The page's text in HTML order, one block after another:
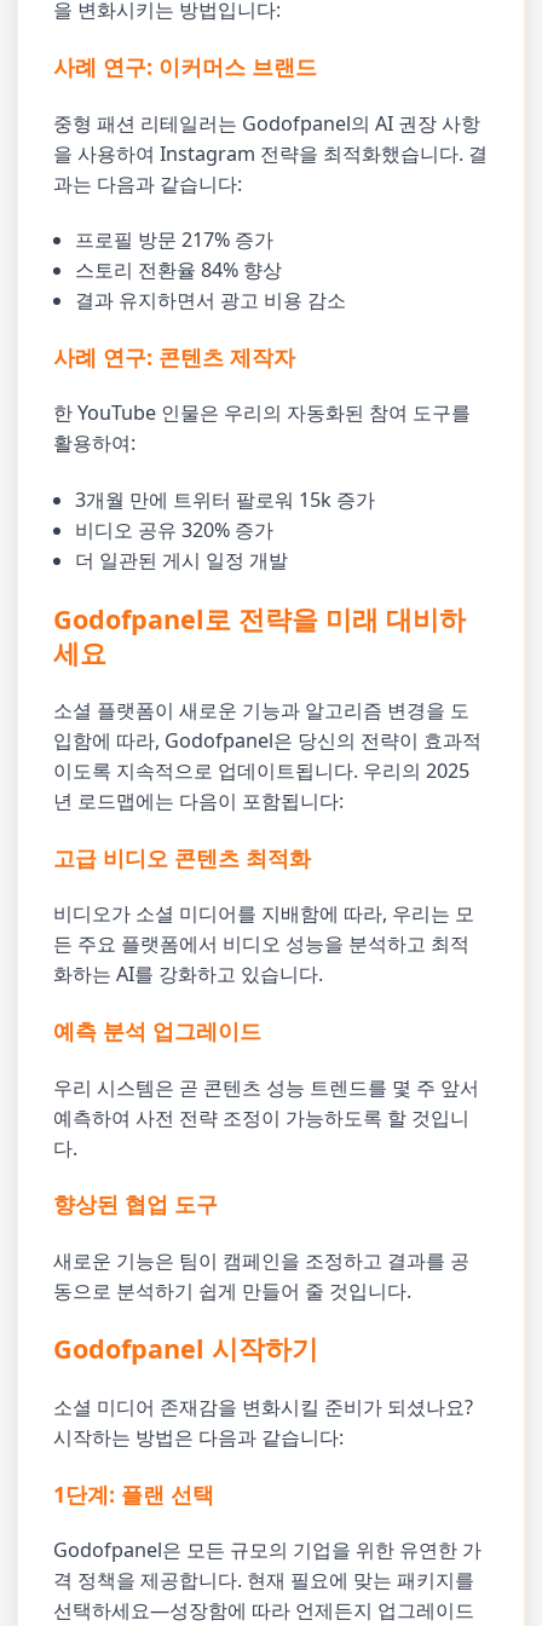
을 변화시키는 방법입니다:
사례 연구: 이커머스 브랜드
중형 패션 리테일러는 Godofpanel의 AI 권장 사항
을 사용하여 Instagram 전략을 최적화했습니다. 결
과는 다음과 같습니다:
프로필 방문 217% 증가
스토리 전환율 84% 향상
결과 유지하면서 광고 비용 감소
사례 연구: 콘텐츠 제작자
한 YouTube 인물은 우리의 자동화된 참여 도구를
활용하여:
3개월 만에 트위터 팔로워 15k 증가
비디오 공유 320% 증가
더 일관된 게시 일정 개발
Godofpanel로 전략을 미래 대비하
세요
소셜 플랫폼이 새로운 기능과 알고리즘 변경을 도
입함에 따라, Godofpanel은 당신의 전략이 효과적
이도록 지속적으로 업데이트됩니다. 우리의 2025
년 로드맵에는 다음이 포함됩니다:
고급 비디오 콘텐츠 최적화
비디오가 소셜 미디어를 지배함에 따라, 우리는 모
든 주요 플랫폼에서 비디오 성능을 분석하고 최적
화하는 AI를 강화하고 있습니다.
예측 분석 업그레이드
우리 시스템은 곧 콘텐츠 성능 트렌드를 몇 주 앞서
예측하여 사전 전략 조정이 가능하도록 할 것입니
다.
향상된 협업 도구
새로운 기능은 팀이 캠페인을 조정하고 결과를 공
동으로 분석하기 쉽게 만들어 줄 것입니다.
Godofpanel 시작하기
소셜 미디어 존재감을 변화시킬 준비가 되셨나요?
시작하는 방법은 다음과 같습니다:
1단계: 플랜 선택
Godofpanel은 모든 규모의 기업을 위한 유연한 가
격 정책을 제공합니다. 현재 필요에 맞는 패키지를
선택하세요—성장함에 따라 언제든지 업그레이드